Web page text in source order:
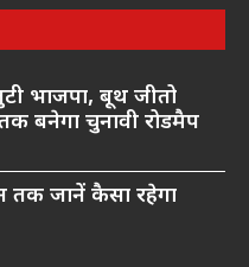
भाजपा, बूथ जीतो
बनेगा चुनावी रोडमैप
जानें कैसा रहेगा